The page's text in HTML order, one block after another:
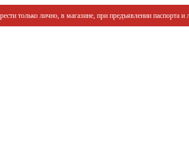
только лично, в магазине, при предъявлении паспорта и